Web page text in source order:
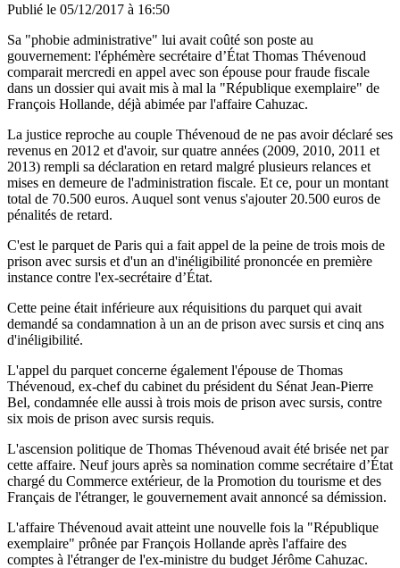
Publié le 05/12/2017 à 16:50
Sa "phobie administrative" lui avait coûté son poste au
gouvernement: l'éphémère secrétaire d’État Thomas Thévenoud
comparait mercredi en appel avec son épouse pour fraude fiscale
dans un dossier qui avait mis à mal la "République exemplaire" de
François Hollande, déjà abimée par l'affaire Cahuzac.
La justice reproche au couple Thévenoud de ne pas avoir déclaré ses
revenus en 2012 et d'avoir, sur quatre années (2009, 2010, 2011 et
2013) rempli sa déclaration en retard malgré plusieurs relances et
mises en demeure de l'administration fiscale. Et ce, pour un montant
total de 70.500 euros. Auquel sont venus s'ajouter 20.500 euros de
pénalités de retard.
C'est le parquet de Paris qui a fait appel de la peine de trois mois de
prison avec sursis et d'un an d'inéligibilité prononcée en première
instance contre l'ex-secrétaire d’État.
Cette peine était inférieure aux réquisitions du parquet qui avait
demandé sa condamnation à un an de prison avec sursis et cinq ans
d'inéligibilité.
L'appel du parquet concerne également l'épouse de Thomas
Thévenoud, ex-chef du cabinet du président du Sénat Jean-Pierre
Bel, condamnée elle aussi à trois mois de prison avec sursis, contre
six mois de prison avec sursis requis.
L'ascension politique de Thomas Thévenoud avait été brisée net par
cette affaire. Neuf jours après sa nomination comme secrétaire d’État
chargé du Commerce extérieur, de la Promotion du tourisme et des
Français de l'étranger, le gouvernement avait annoncé sa démission.
L'affaire Thévenoud avait atteint une nouvelle fois la "République
exemplaire" prônée par François Hollande après l'affaire des
comptes à l'étranger de l'ex-ministre du budget Jérôme Cahuzac.